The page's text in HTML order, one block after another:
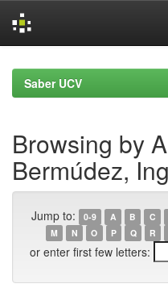
navigationSaber UCV
Browsing by
Bermúdez,
Jump to: 0-9 A B C
M
N O P Q R
or enter first few letters: